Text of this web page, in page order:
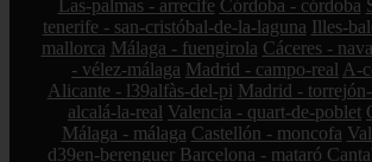
Las-palmas - arrecife Córdoba - córdoba
tenerife - san-cristóbal-de-la-laguna Illes-
mallorca Málaga - fuengirola Cáceres -
- vélez-málaga Madrid - campo-real A-
Alicante - l39alfàs-del-pi Madrid -
alcalá-la-real Valencia - quart-de-poblet
Málaga - málaga Castellón - moncofa
d39en-berenguer Barcelona - mataró